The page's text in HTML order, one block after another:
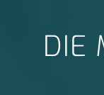
DIE